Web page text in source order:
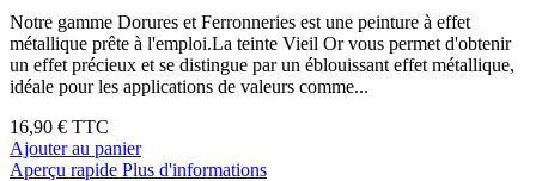
Notre gamme Dorures et Ferronneries est une peinture à effet
métallique prête à l'emploi.La teinte Vieil Or vous permet d'obtenir
un effet précieux et se distingue par un éblouissant effet métallique,
idéale pour les applications de valeurs comme...
16,90 € TTC
Ajouter au panier
Aperçu rapide Plus d'informations